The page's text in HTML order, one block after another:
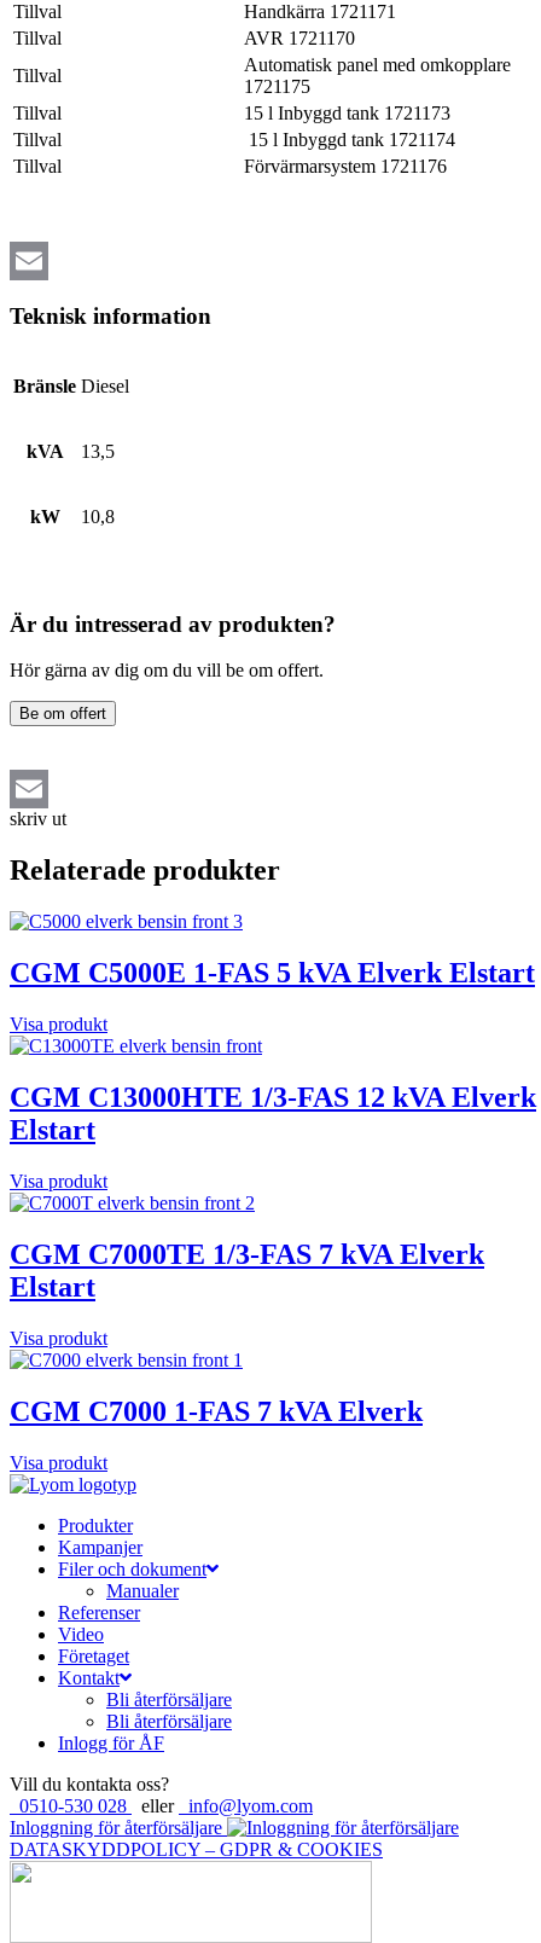
Tillval
Handkärra 1721171
Tillval
AVR 1721170
Tillval
Automatisk panel med omkopplare
1721175
Tillval
15 l Inbyggd tank 1721173
Tillval
15 l Inbyggd tank 1721174
Tillval
Förvärmarsystem 1721176
Teknisk information
Bränsle Diesel
kVA 13,5
kW 10,8
Är du intresserad av produkten?
Hör gärna av dig om du vill be om offert.
Be om offert
Email
skriv ut
Relaterade produkter
CGM C5000E 1-FAS 5 kVA Elverk Elstart
Visa produkt
CGM C13000HTE 1/3-FAS 12 kVA Elverk
Elstart
Visa produkt
CGM C7000TE 1/3-FAS 7 kVA Elverk
Elstart
Visa produkt
CGM C7000 1-FAS 7 kVA Elverk
Visa produkt
Produkter
Kampanjer
Filer och dokument
Manualer
Referenser
Video
Företaget
Kontakt
Bli återförsäljare
Bli återförsäljare
Inlogg för ÅF
Vill du kontakta oss?
0510-530 028
eller
info@lyom.com
Inloggning för återförsäljare
DATASKYDDPOLICY – GDPR & COOKIES